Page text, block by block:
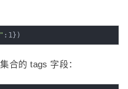
:1})
合的 tags 字段：